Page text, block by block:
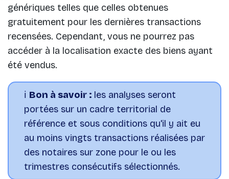
génériques telles que celles obtenues
gratuitement pour les dernières transactions
recensées. Cependant, vous ne pourrez pas
accéder à la localisation exacte des biens ayant
été vendus.
ℹ️ Bon à savoir : les analyses seront
portées sur un cadre territorial de
référence et sous conditions qu'il y ait eu
au moins vingts transactions réalisées par
des notaires sur zone pour le ou les
trimestres consécutifs sélectionnés.